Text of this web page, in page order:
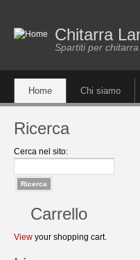
Chitarra
Spartiti per
Home Chi siamo
Ricerca
Cerca nel sito:
Carrello
View your shopping cart.